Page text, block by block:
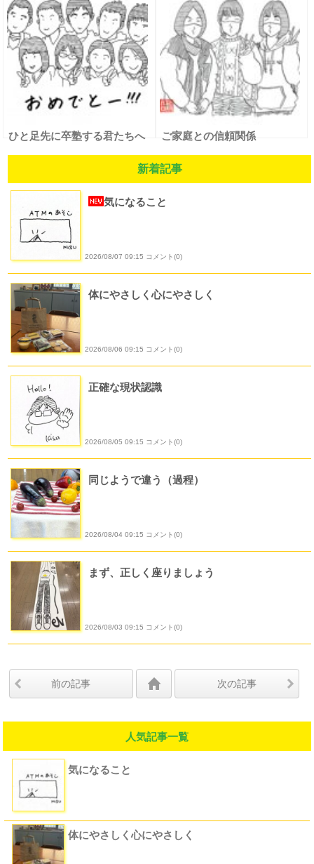
ひと足先に卒塾する君たちへ ご家庭との信頼関係
新着記事
気になること
2026/08/07 09:15 コメント(0)
体にやさしく心にやさしく
2026/08/06 09:15 コメント(0)
正確な現状認識
2026/08/05 09:15 コメント(0)
同じようで違う（過程）
2026/08/04 09:15 コメント(0)
まず、正しく座りましょう
2026/08/03 09:15 コメント(0)
前の記事 次の記事
人気記事一覧
気になること
体にやさしく心にやさしく